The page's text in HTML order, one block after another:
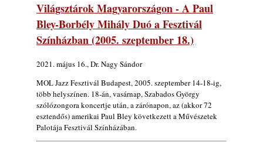
Világsztárok Magyarországon - A Paul
Bley-Borbély Mihály Duó a Fesztivál
Színházban (2005. szeptember 18.)
2021. május 16., Dr. Nagy Sándor
MOL Jazz Fesztivál Budapest, 2005. szeptember 14-18-ig,
több helyszínen. 18-án, vasárnap, Szabados György
szólózongora koncertje után, a zárónapon, az (akkor 72
esztendős) amerikai Paul Bley következett a Művészetek
Palotája Fesztivál Színházában.